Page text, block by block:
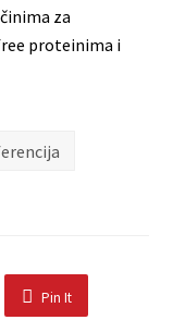
za
proteinima i
Pin It